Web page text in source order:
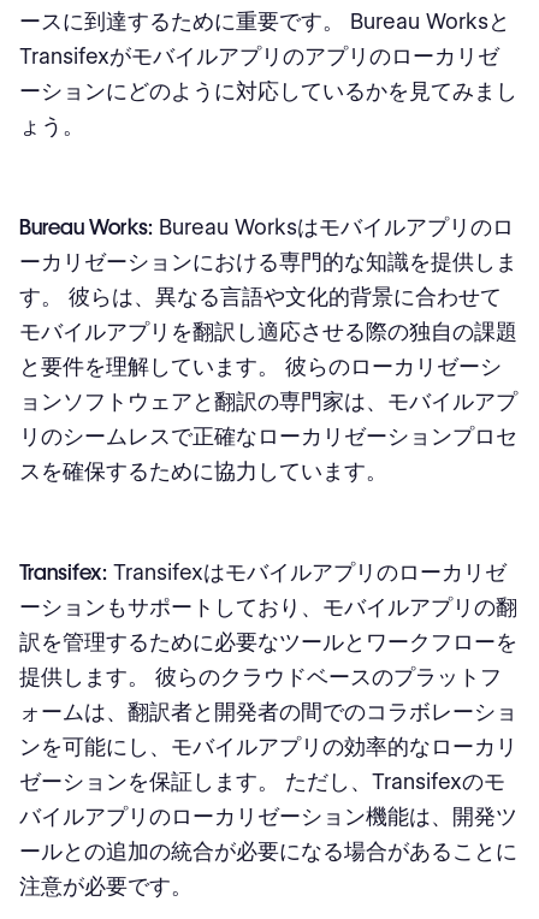
ースに到達するために重要です。 Bureau Worksと
Transifexがモバイルアプリのアプリのローカリゼ
ーションにどのように対応しているかを見てみまし
ょう。
Bureau Works: Bureau Worksはモバイルアプリのロ
ーカリゼーションにおける専門的な知識を提供しま
す。 彼らは、異なる言語や文化的背景に合わせて
モバイルアプリを翻訳し適応させる際の独自の課題
と要件を理解しています。 彼らのローカリゼーシ
ョンソフトウェアと翻訳の専門家は、モバイルアプ
リのシームレスで正確なローカリゼーションプロセ
スを確保するために協力しています。
Transifex: Transifexはモバイルアプリのローカリゼ
ーションもサポートしており、モバイルアプリの翻
訳を管理するために必要なツールとワークフローを
提供します。 彼らのクラウドベースのプラットフ
ォームは、翻訳者と開発者の間でのコラボレーショ
ンを可能にし、モバイルアプリの効率的なローカリ
ゼーションを保証します。 ただし、Transifexのモ
バイルアプリのローカリゼーション機能は、開発ツ
ールとの追加の統合が必要になる場合があることに
注意が必要です。